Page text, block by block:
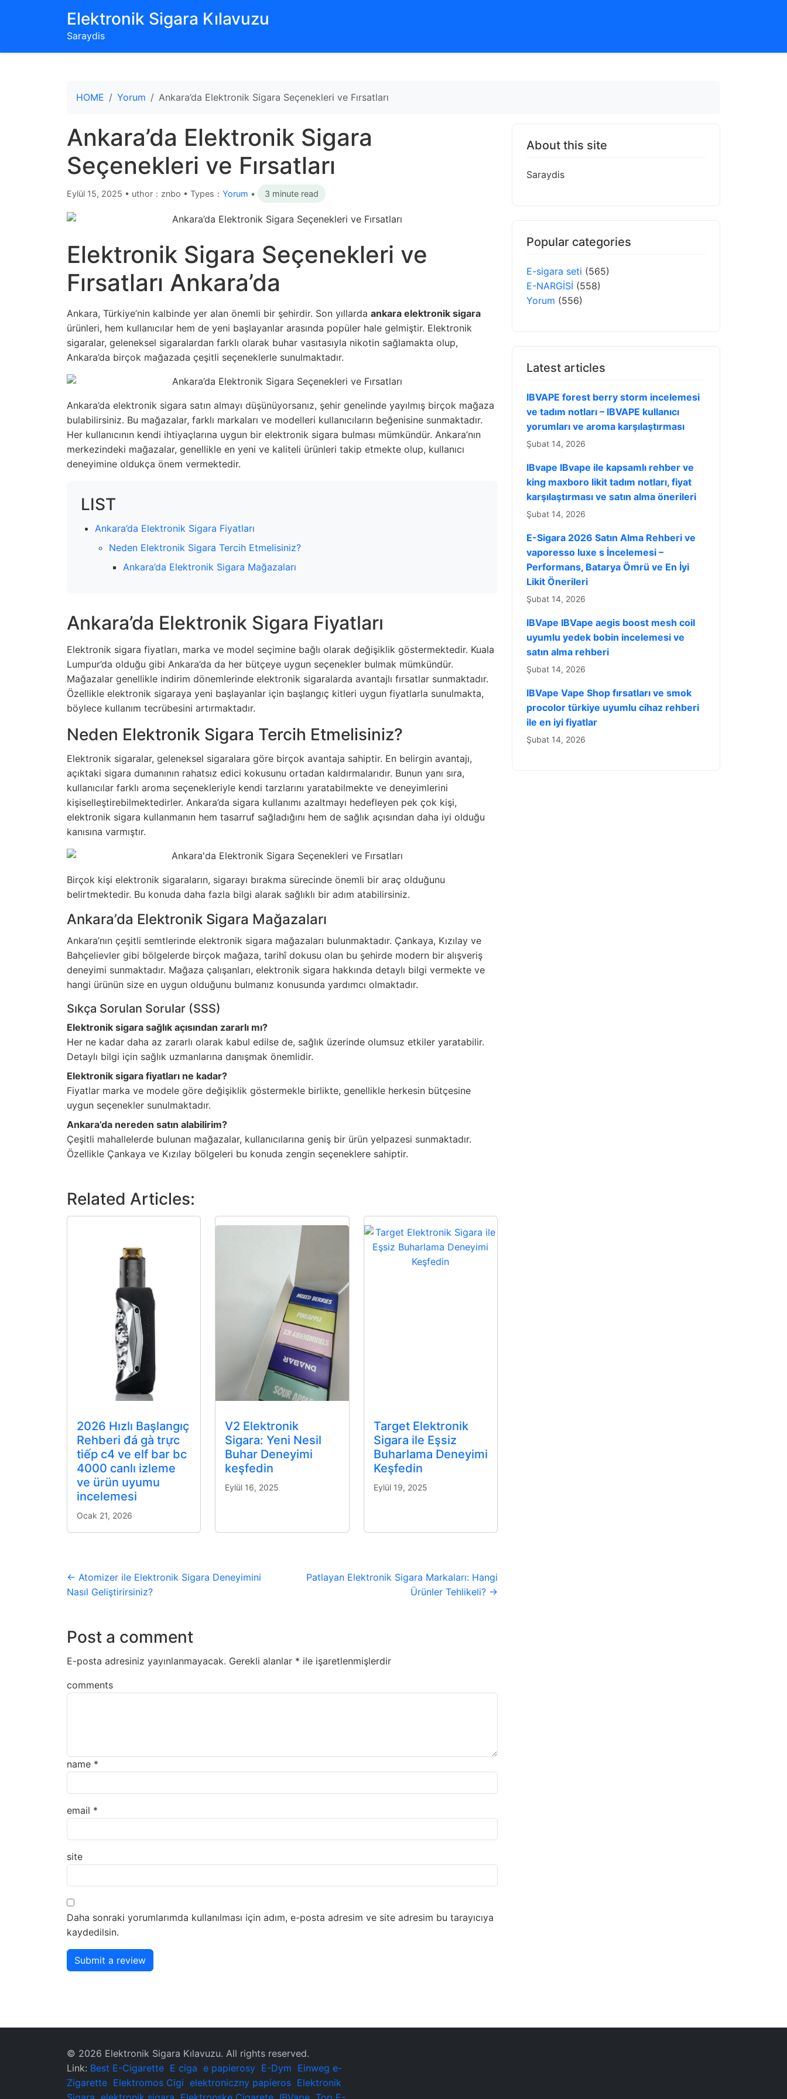
‌Elektronik Sigara Kılavuzu‌
Saraydis
HOME Yorum Ankara’da Elektronik Sigara Seçenekleri ve Fırsatları
Ankara’da Elektronik Sigara
Seçenekleri ve Fırsatları
Eylül 15, 2025 • uthor：znbo • Types： Yorum • 3 minute read
Elektronik Sigara Seçenekleri ve
Fırsatları Ankara’da
Ankara, Türkiye’nin kalbinde yer alan önemli bir şehirdir. Son yıllarda ankara elektronik sigara
ürünleri, hem kullanıcılar hem de yeni başlayanlar arasında popüler hale gelmiştir. Elektronik
sigaralar, geleneksel sigaralardan farklı olarak buhar vasıtasıyla nikotin sağlamakta olup,
Ankara’da birçok mağazada çeşitli seçeneklerle sunulmaktadır.
Ankara’da elektronik sigara satın almayı düşünüyorsanız, şehir genelinde yayılmış birçok mağaza
bulabilirsiniz. Bu mağazalar, farklı markaları ve modelleri kullanıcıların beğenisine sunmaktadır.
Her kullanıcının kendi ihtiyaçlarına uygun bir elektronik sigara bulması mümkündür. Ankara’nın
merkezindeki mağazalar, genellikle en yeni ve kaliteli ürünleri takip etmekte olup, kullanıcı
deneyimine oldukça önem vermektedir.
LIST
Ankara’da Elektronik Sigara Fiyatları
Neden Elektronik Sigara Tercih Etmelisiniz?
Ankara’da Elektronik Sigara Mağazaları
Ankara’da Elektronik Sigara Fiyatları
Elektronik sigara fiyatları, marka ve model seçimine bağlı olarak değişiklik göstermektedir. Kuala
Lumpur’da olduğu gibi Ankara’da da her bütçeye uygun seçenekler bulmak mümkündür.
Mağazalar genellikle indirim dönemlerinde elektronik sigaralarda avantajlı fırsatlar sunmaktadır.
Özellikle elektronik sigaraya yeni başlayanlar için başlangıç kitleri uygun fiyatlarla sunulmakta,
böylece kullanım tecrübesini artırmaktadır.
Neden Elektronik Sigara Tercih Etmelisiniz?
Elektronik sigaralar, geleneksel sigaralara göre birçok avantaja sahiptir. En belirgin avantajı,
açıktaki sigara dumanının rahatsız edici kokusunu ortadan kaldırmalarıdır. Bunun yanı sıra,
kullanıcılar farklı aroma seçenekleriyle kendi tarzlarını yaratabilmekte ve deneyimlerini
kişiselleştirebilmektedirler. Ankara’da sigara kullanımı azaltmayı hedefleyen pek çok kişi,
elektronik sigara kullanmanın hem tasarruf sağladığını hem de sağlık açısından daha iyi olduğu
kanısına varmıştır.
Birçok kişi elektronik sigaraların, sigarayı bırakma sürecinde önemli bir araç olduğunu
belirtmektedir. Bu konuda daha fazla bilgi alarak sağlıklı bir adım atabilirsiniz.
Ankara’da Elektronik Sigara Mağazaları
Ankara’nın çeşitli semtlerinde elektronik sigara mağazaları bulunmaktadır. Çankaya, Kızılay ve
Bahçelievler gibi bölgelerde birçok mağaza, tarihî dokusu olan bu şehirde modern bir alışveriş
deneyimi sunmaktadır. Mağaza çalışanları, elektronik sigara hakkında detaylı bilgi vermekte ve
hangi ürünün size en uygun olduğunu bulmanız konusunda yardımcı olmaktadır.
Sıkça Sorulan Sorular (SSS)
Elektronik sigara sağlık açısından zararlı mı?
Her ne kadar daha az zararlı olarak kabul edilse de, sağlık üzerinde olumsuz etkiler yaratabilir.
Detaylı bilgi için sağlık uzmanlarına danışmak önemlidir.
Elektronik sigara fiyatları ne kadar?
Fiyatlar marka ve modele göre değişiklik göstermekle birlikte, genellikle herkesin bütçesine
uygun seçenekler sunulmaktadır.
Ankara’da nereden satın alabilirim?
Çeşitli mahallelerde bulunan mağazalar, kullanıcılarına geniş bir ürün yelpazesi sunmaktadır.
Özellikle Çankaya ve Kızılay bölgeleri bu konuda zengin seçeneklere sahiptir.
Related Articles:
2026 Hızlı Başlangıç
Rehberi đá gà trực
tiếp c4 ve elf bar bc
4000 canlı izleme
ve ürün uyumu
incelemesi
Ocak 21, 2026
V2 Elektronik
Sigara: Yeni Nesil
Buhar Deneyimi
keşfedin
Eylül 16, 2025
Target Elektronik
Sigara ile Eşsiz
Buharlama Deneyimi
Keşfedin
Eylül 19, 2025
← Atomizer ile Elektronik Sigara Deneyimini
Nasıl Geliştirirsiniz?
Patlayan Elektronik Sigara Markaları: Hangi
Ürünler Tehlikeli? →
Post a comment
E-posta adresiniz yayınlanmayacak. Gerekli alanlar * ile işaretlenmişlerdir
comments
name *
email *
site
Daha sonraki yorumlarımda kullanılması için adım, e-posta adresim ve site adresim bu tarayıcıya
kaydedilsin.
Submit a review
About this site
Saraydis
Popular categories
E-sigara seti (565)
E-NARGİSİ (558)
Yorum (556)
Latest articles
IBVAPE forest berry storm incelemesi
ve tadım notları – IBVAPE kullanıcı
yorumları ve aroma karşılaştırması
Şubat 14, 2026
IBvape IBvape ile kapsamlı rehber ve
king maxboro likit tadım notları, fiyat
karşılaştırması ve satın alma önerileri
Şubat 14, 2026
E-Sigara 2026 Satın Alma Rehberi ve
vaporesso luxe s İncelemesi –
Performans, Batarya Ömrü ve En İyi
Likit Önerileri
Şubat 14, 2026
IBVape IBVape aegis boost mesh coil
uyumlu yedek bobin incelemesi ve
satın alma rehberi
Şubat 14, 2026
IBVape Vape Shop fırsatları ve smok
procolor türkiye uyumlu cihaz rehberi
ile en iyi fiyatlar
Şubat 14, 2026
© 2026 ‌Elektronik Sigara Kılavuzu‌. All rights reserved.
Link: Best E-Cigarette E ciga e papierosy E-Dym Einweg e-
Zigarette Elektromos Cigi elektroniczny papieros Elektronik